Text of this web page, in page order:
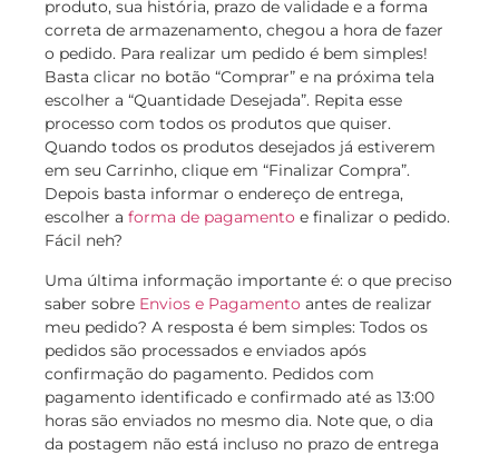
produto, sua história, prazo de validade e a forma
correta de armazenamento, chegou a hora de fazer
o pedido. Para realizar um pedido é bem simples!
Basta clicar no botão “Comprar” e na próxima tela
escolher a “Quantidade Desejada”. Repita esse
processo com todos os produtos que quiser.
Quando todos os produtos desejados já estiverem
em seu Carrinho, clique em “Finalizar Compra”.
Depois basta informar o endereço de entrega,
escolher a forma de pagamento e finalizar o pedido.
Fácil neh?
Uma última informação importante é: o que preciso
saber sobre Envios e Pagamento antes de realizar
meu pedido? A resposta é bem simples: Todos os
pedidos são processados e enviados após
confirmação do pagamento. Pedidos com
pagamento identificado e confirmado até as 13:00
horas são enviados no mesmo dia. Note que, o dia
da postagem não está incluso no prazo de entrega